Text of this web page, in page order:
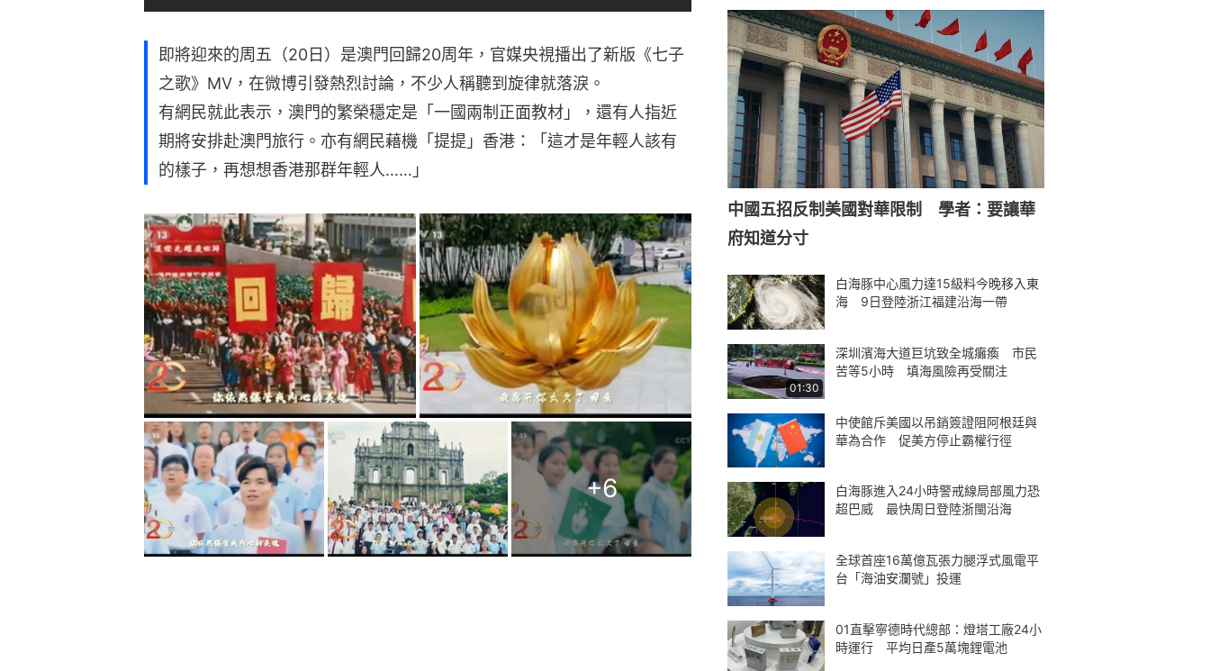
即將迎來的周五（20日）是澳門回歸20周年，官媒央視播出了新版《七子
之歌》MV，在微博引發熱烈討論，不少人稱聽到旋律就落淚。
有網民就此表示，澳門的繁榮穩定是「一國兩制正面教材」，還有人指近
期將安排赴澳門旅行。亦有網民藉機「提提」香港：「這才是年輕人該有
的樣子，再想想香港那群年輕人……」
+6
中國五招反制美國對華限制 學者：要讓華
府知道分寸
白海豚中心風力達15級料今晚移入東
海 9日登陸浙江福建沿海一帶
01:30
深圳濱海大道巨坑致全城癱瘓 市民
苦等5小時 填海風險再受關注
中使館斥美國以吊銷簽證阻阿根廷與
華為合作 促美方停止霸權行徑
白海豚進入24小時警戒線局部風力恐
超巴威 最快周日登陸浙閩沿海
全球首座16萬億瓦張力腿浮式風電平
台「海油安瀾號」投運
01直擊寧德時代總部：燈塔工廠24小
時運行 平均日產5萬塊鋰電池